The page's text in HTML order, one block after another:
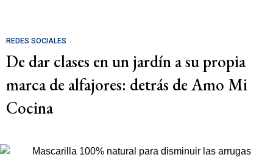
REDES SOCIALES
De dar clases en un jardín a su propia
marca de alfajores: detrás de Amo Mi
Cocina